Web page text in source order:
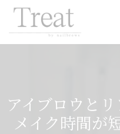
アイブロウと
メイク時間が